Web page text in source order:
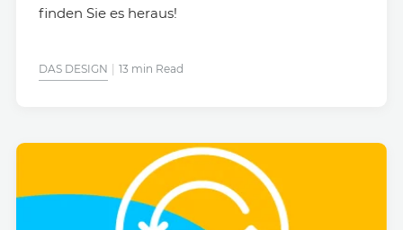
finden Sie es heraus!
DAS DESIGN 13 min Read